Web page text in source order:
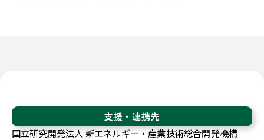
支援・連携先
国立研究開発法人 新エネルギー・産業技術総合開発機構